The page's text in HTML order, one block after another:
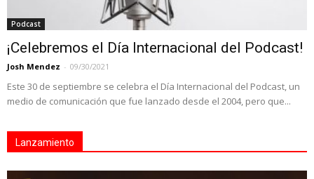
Podcast
¡Celebremos el Día Internacional del Podcast!
Josh Mendez - 09/30/2021
Este 30 de septiembre se celebra el Día Internacional del Podcast, un
medio de comunicación que fue lanzado desde el 2004, pero que...
Lanzamiento